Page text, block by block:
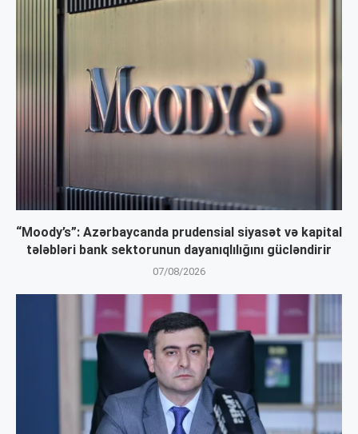
“Moody’s”: Azərbaycanda prudensial siyasət və kapital
tələbləri bank sektorunun dayanıqlılığını gücləndirir
07/08/2026